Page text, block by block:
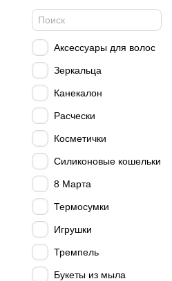
Аксессуары для волос
Зеркальца
Канекалон
Расчески
Косметички
Силиконовые кошельки
8 Марта
Термосумки
Игрушки
Тремпель
Букеты из мыла